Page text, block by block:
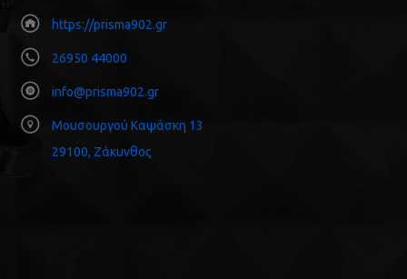
https://prisma902.gr
26950 44000
info@prisma902.gr
Μουσουργού Καψάσκη 13
29100, Ζάκυνθος